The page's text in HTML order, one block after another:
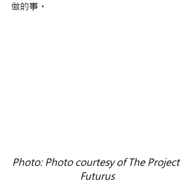
做的事。
Photo: Photo courtesy of The Project
Futurus